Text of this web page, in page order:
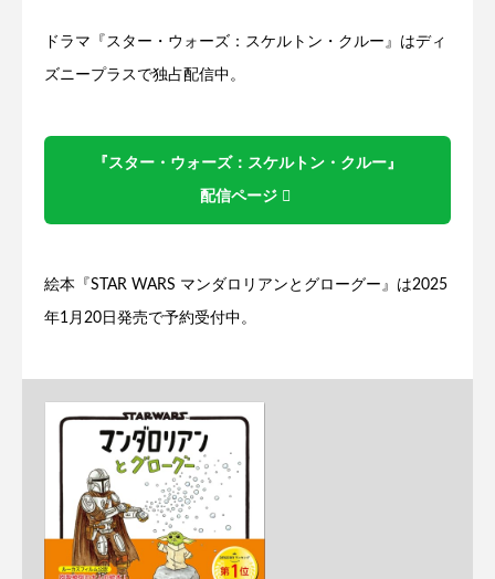
ドラマ『スター・ウォーズ：スケルトン・クルー』はディ
ズニープラスで独占配信中。
『スター・ウォーズ：スケルトン・クルー』
配信ページ
絵本『STAR WARS マンダロリアンとグローグー』は2025
年1月20日発売で予約受付中。